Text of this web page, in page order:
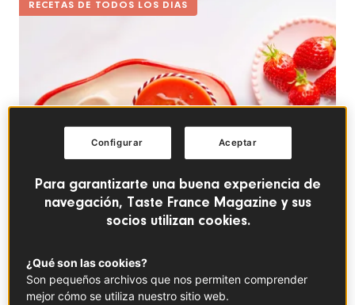
RECETAS DE TODOS LOS DIAS
Para garantizarte una buena experiencia de
navegación, Taste France Magazine y sus
socios utilizan cookies.
¿Qué son las cookies?
Son pequeños archivos que nos permiten comprender
mejor cómo se utiliza nuestro sitio web.
Aceptar
Configurar